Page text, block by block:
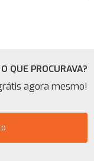
QUE PROCURAVA?
agora mesmo!